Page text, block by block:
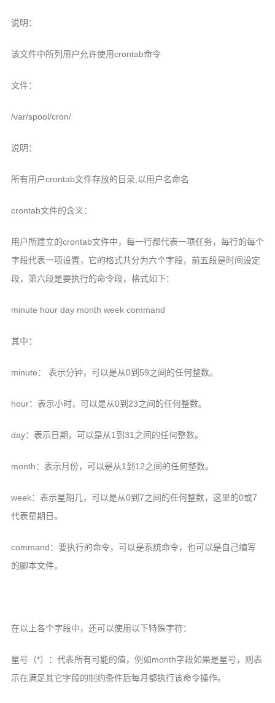
说明：
该文件中所列用户允许使用crontab命令
文件：
/var/spool/cron/
说明：
所有用户crontab文件存放的目录,以用户名命名
crontab文件的含义：
用户所建立的crontab文件中，每一行都代表一项任务，每行的每个
字段代表一项设置，它的格式共分为六个字段，前五段是时间设定
段，第六段是要执行的命令段，格式如下：
minute hour day month week command
其中：
minute： 表示分钟，可以是从0到59之间的任何整数。
hour：表示小时，可以是从0到23之间的任何整数。
day：表示日期，可以是从1到31之间的任何整数。
month：表示月份，可以是从1到12之间的任何整数。
week：表示星期几，可以是从0到7之间的任何整数，这里的0或7
代表星期日。
command：要执行的命令，可以是系统命令，也可以是自己编写
的脚本文件。
在以上各个字段中，还可以使用以下特殊字符：
星号（*）：代表所有可能的值，例如month字段如果是星号，则表
示在满足其它字段的制约条件后每月都执行该命令操作。